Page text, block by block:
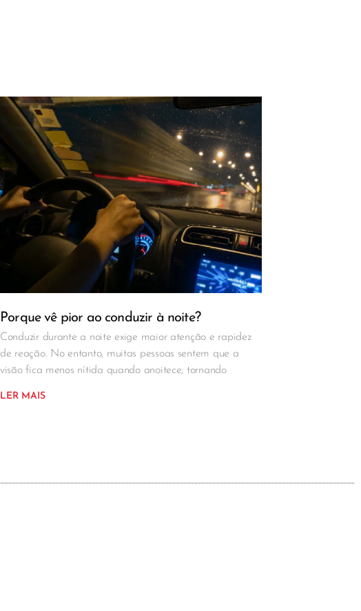
Porque vê pior ao conduzir à noite?
Conduzir durante a noite exige maior atenção e rapidez
de reação. No entanto, muitas pessoas sentem que a
visão fica menos nítida quando anoitece, tornando
LER MAIS